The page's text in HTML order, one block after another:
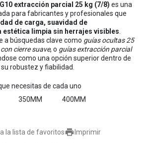
extracción parcial 25 kg (7/8) es una
para fabricantes y profesionales que
de carga, suavidad de
estética limpia sin herrajes visibles
a búsquedas clave como guías ocultas 25
cierre suave, o guías extracción parcial
como una opción superior dentro de
robustez y fiabilidad.
necesitas de cada uno
350MM
400MM
 Imprimir
la lista de favoritos